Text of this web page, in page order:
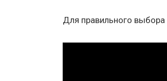
Для правильного